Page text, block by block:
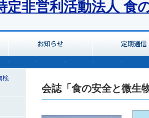
定非営利活動法人 食
会誌「食の安全と微生
検